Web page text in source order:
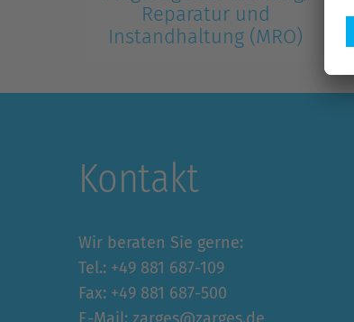
Reparatur und
Instandhaltung (MRO)
Kontakt
Wir beraten Sie gerne:
Tel.: +49 881 687-109
Fax: +49 881 687-500